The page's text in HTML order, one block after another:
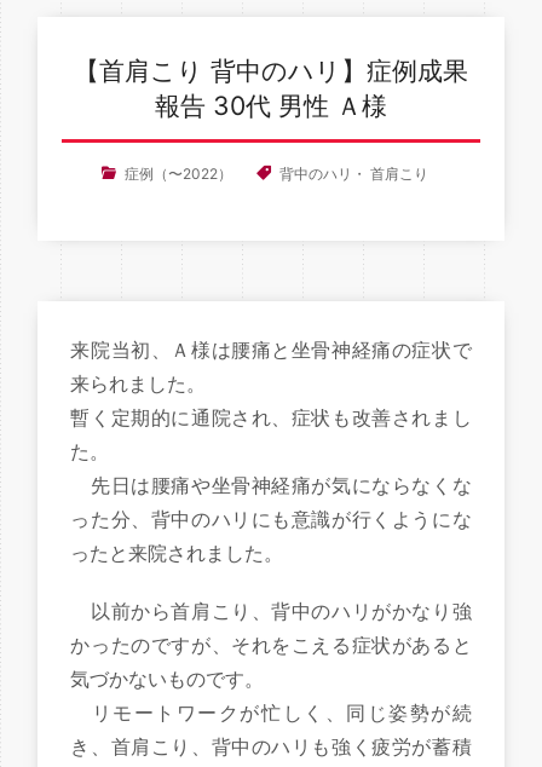
【首肩こり 背中のハリ】症例成果
報告 30代 男性 Ａ様
症例（〜2022） 背中のハリ ・ 首肩こり
来院当初、Ａ様は腰痛と坐骨神経痛の症状で
来られました。
暫く定期的に通院され、症状も改善されまし
た。
先日は腰痛や坐骨神経痛が気にならなくな
った分、背中のハリにも意識が行くようにな
ったと来院されました。
以前から首肩こり、背中のハリがかなり強
かったのですが、それをこえる症状があると
気づかないものです。
リモートワークが忙しく、同じ姿勢が続
き、首肩こり、背中のハリも強く疲労が蓄積